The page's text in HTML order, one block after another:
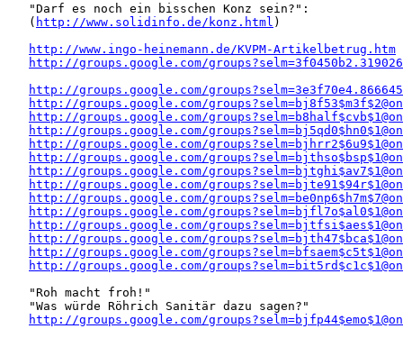
   "Darf es noch ein bisschen Konz sein?":
   (
http://www.solidinfo.de/konz.html )
http://www.ingo-heinemann.de/KVPM-Artikelbetrug.htm
http://groups.google.com/
http://groups.google.com/
http://groups.google.com/
http://groups.google.com/
http://groups.google.com/
http://groups.google.com/
http://groups.google.com/
http://groups.google.com/
http://groups.google.com/
http://groups.google.com/
http://groups.google.com/
http://groups.google.com/
http://groups.google.com/
http://groups.google.com/
http://groups.google.com/
   "Roh macht froh!"
   "Was würde Röhrich Sanitär dazu sagen?"
http://groups.google.com/